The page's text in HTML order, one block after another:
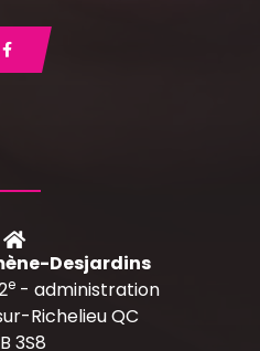
Desjardins
e - administration
Richelieu QC
3S8